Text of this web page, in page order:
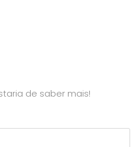
de saber mais!